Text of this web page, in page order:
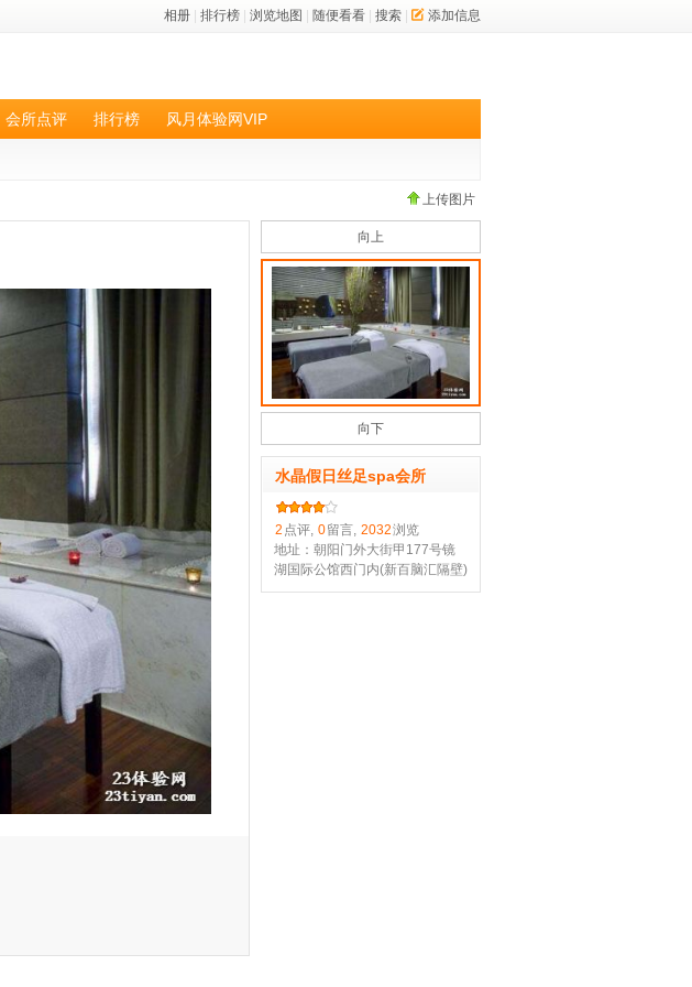
相册 排行榜 浏览地图 随便看看 搜索 添加信息
会所点评 排行榜 风月体验网VIP
上传图片
向上
向下
水晶假日丝足spa会所
2 点评, 0留言, 2032浏览
地址：朝阳门外大街甲177号镜
湖国际公馆西门内(新百脑汇隔壁)